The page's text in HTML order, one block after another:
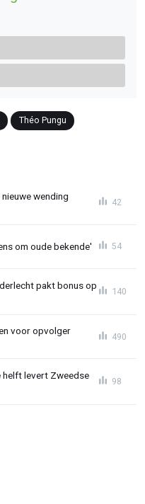
Théo Pungu
wending
42
om oude bekende' 54
pakt bonus op
140
voor opvolger
490
levert Zweedse
98